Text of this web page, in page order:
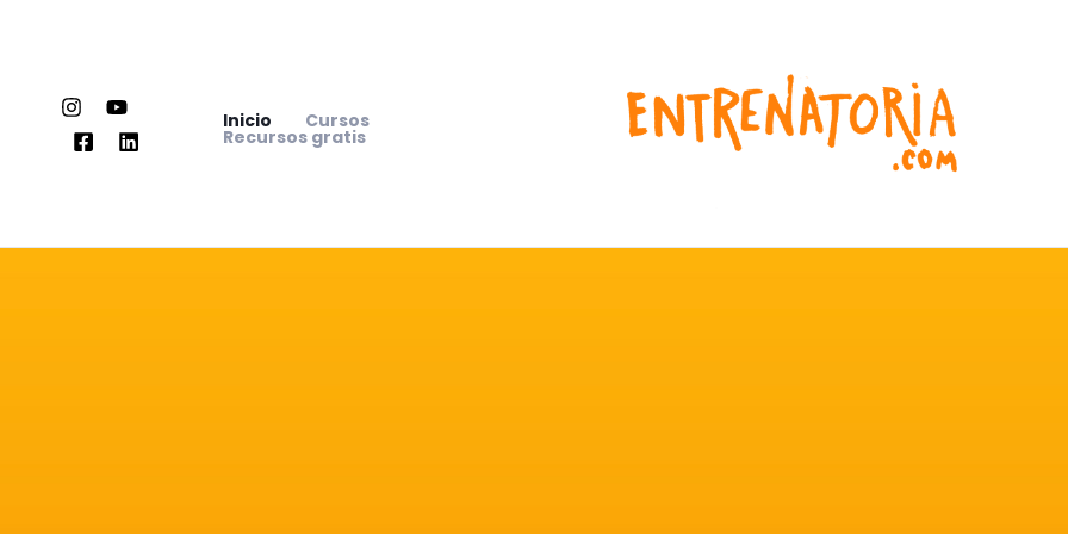
Inicio Cursos
Recursos gratis